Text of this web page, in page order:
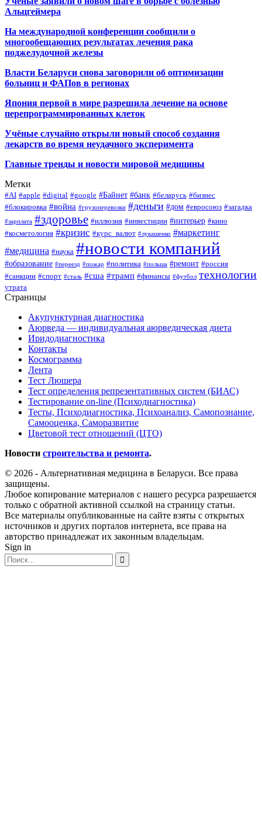
Альцгеймера
На международной конференции сообщили о
многообещающих результатах лечения рака
поджелудочной железы
Власти Беларуси снова заговорили об оптимизации
больниц и ФАПов в регионах
Япония первой в мире разрешила лечение на основе
перепрограммированных клеток
Учёные случайно открыли новый способ создания
лекарств во время неудачного эксперимента
Главные тренды и новости мировой медицины
Метки
#AI #apple #digital #google #Байнет #банк #беларусь #бизнес
#блокировка #война #грузоперевозки #деньги #дом #евросоюз #загадка
#зарплата #здоровье #иллюзия #инвестиции #интерьер #кино
#косметология #кризис #курс_валют #лукашенко #маркетинг
#медицина #наука #новости компаний
#образование #переезд #пожар #политика #польша #ремонт #россия
#санкции #спорт #сталь #сша #трамп #финансы #футбол технологии
утрата
Страницы
Акупунктурная диагностика
Аюрведа — индивидуальная аюрведическая диета
Иридодиагностика
Контакты
Космограмма
Лента
Тест Люшера
Тест определения репрезентативных систем (БИАС)
Тестирование on-line (Психодиагностика)
Тесты, Психодиагностика, Психоанализ, Самопознание,
Самооценка, Саморазвитие
Цветовой тест отношений (ЦТО)
Новости строительства и ремонта.
© 2026 - Альтернативная медицина в Беларуси. Все права
защищены.
Любое копирование материалов с нашего ресурса разрешается
только с обратной активной ссылкой на страницу статьи.
Все материалы опубликованные на сайте взяты с открытых
источников и других порталов интернета, все права на
авторство принадлежат их законным владельцам.
Sign in